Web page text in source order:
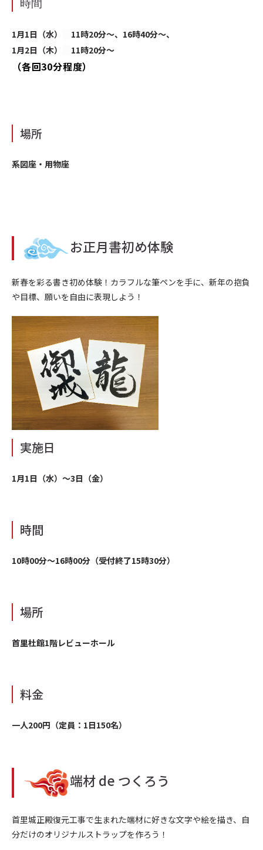
時間
1月1日（水）
11時20分〜、16時40分～、
1月2日（木）
11時20分〜
（各回30分程度）
場所
系図座・用物座
お正月書初め体験
新春を彩る書き初め体験！カラフルな筆ペンを手に、新年の抱負
や目標、願いを自由に表現しよう！
実施日
1月1日（水）～3日（金）
時間
10時00分〜16時00分（受付終了15時30分）
場所
首里杜館1階レビューホール
料金
一人200円（定員：1日150名）
端材 de つくろう
首里城正殿復元工事で生まれた端材に好きな文字や絵を描き、自
分だけのオリジナルストラップを作ろう！